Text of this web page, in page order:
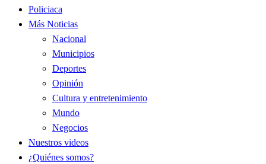
Policiaca
Más Noticias
Nacional
Municipios
Deportes
Opinión
Cultura y entretenimiento
Mundo
Negocios
Nuestros videos
¿Quiénes somos?